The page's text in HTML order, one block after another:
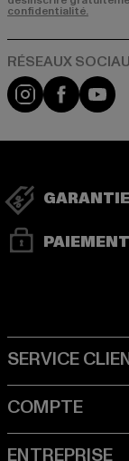
confidentialité.
Visit our
Visit